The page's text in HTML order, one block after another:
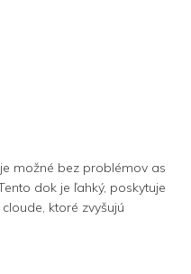
možné bez problémov as
dok je ľahký, poskytuje
ktoré zvyšujú